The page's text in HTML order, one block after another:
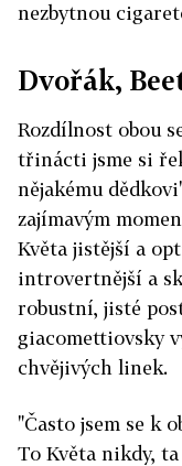
nezbytnou
Dvořák,
Rozdílnost obou
třinácti jsme si
nějakému
zajímavým
Květa jistější a
introvertnější a
robustní, jisté
giacomettiovsky
chvějivých linek.
"Často jsem se k
To Květa nikdy,